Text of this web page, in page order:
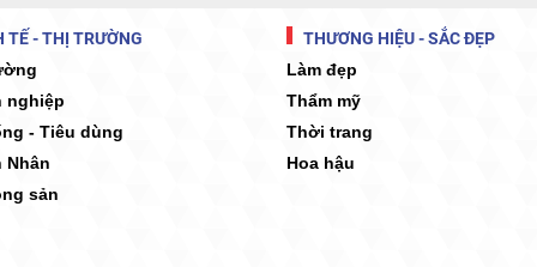
TẾ - THỊ TRƯỜNG
nghiệp
- Tiêu dùng
Nhân
sản
THƯƠNG HIỆU - SẮC ĐẸP
Làm đẹp
Thẩm mỹ
Thời trang
Hoa hậu